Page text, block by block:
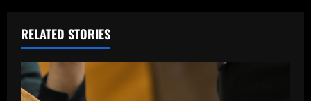
a
v
RELATED STORIES